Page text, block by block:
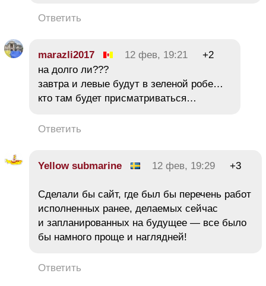
Ответить
marazli2017 12 фев, 19:21
+2
на долго ли???
завтра и левые будут в зеленой робе…
кто там будет присматриваться…
Ответить
Yellow submarine 12 фев, 19:29 +3
Сделали бы сайт, где был бы перечень работ
исполненных ранее, делаемых сейчас
и запланированных на будущее — все было
бы намного проще и наглядней!
Ответить